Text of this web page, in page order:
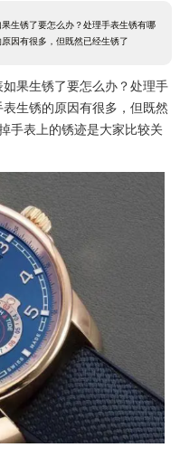
生锈了要怎么办？处理手表生锈有哪
因有很多，但既然已经生锈了
果生锈了要怎么办？处理手
生锈的原因有很多，但既然
手表上的锈迹是大家比较关